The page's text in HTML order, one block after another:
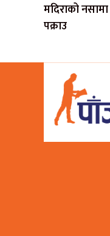
मदिराको नसामा
पक्राउ